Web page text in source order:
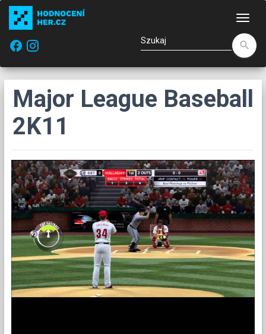
facebook
search
Major League Baseball
2K11